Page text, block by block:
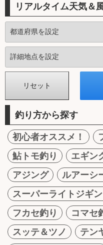
リアルタイム天気＆
釣り方から探す
初心者オススメ！
鮎トモ釣り
エギン
アジング
ルアーシ
スーパーライトジギ
フカセ釣り
コマセ
スッテ＆ツノ
テン